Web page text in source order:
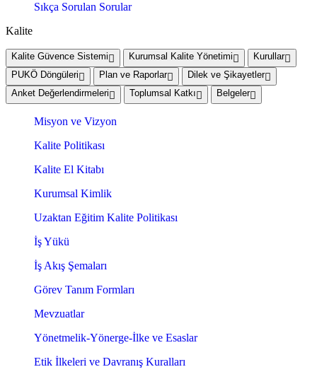
Sıkça Sorulan Sorular
Kalite
Kalite Güvence Sistemi Kurumsal Kalite Yönetimi
Kurullar
PUKÖ Döngüleri
Plan ve Raporlar
Dilek ve Şikayetler
Anket Değerlendirmeleri
Toplumsal Katkı Belgeler
Misyon ve Vizyon
Kalite Politikası
Kalite El Kitabı
Kurumsal Kimlik
Uzaktan Eğitim Kalite Politikası
İş Yükü
İş Akış Şemaları
Görev Tanım Formları
Mevzuatlar
Yönetmelik-Yönerge-İlke ve Esaslar
Etik İlkeleri ve Davranış Kuralları